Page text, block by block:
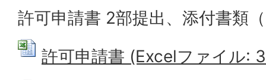
許可申請書 2部提出、添付書類
許可申請書 (Excelファイル: